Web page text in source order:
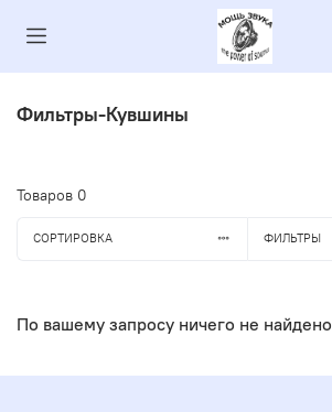
Фильтры-Кувшины
Товаров 0
СОРТИРОВКА ФИЛЬТРЫ
По вашему запросу ничего не найдено